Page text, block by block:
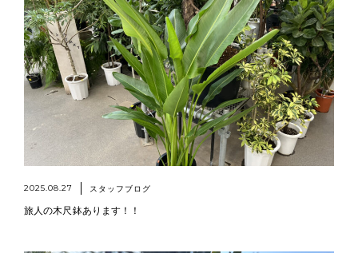
2025.08.27 スタッフブログ
旅人の木尺鉢あります！！